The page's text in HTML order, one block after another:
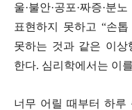
울·불안·공포·짜증·분노
표현하지 못하고 “손톱
못하는 것과 같은 이상
한다. 심리학에서는 이
너무 어릴 때부터 하